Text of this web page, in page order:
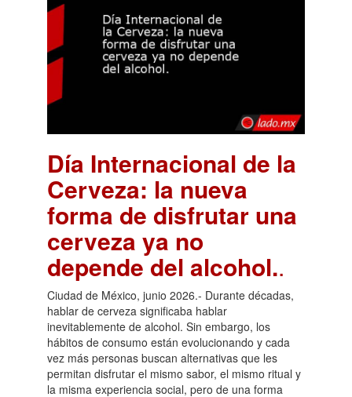
Día Internacional de la
Cerveza: la nueva
forma de disfrutar una
cerveza ya no
depende del alcohol..
Ciudad de México, junio 2026.- Durante décadas,
hablar de cerveza significaba hablar
inevitablemente de alcohol. Sin embargo, los
hábitos de consumo están evolucionando y cada
vez más personas buscan alternativas que les
permitan disfrutar el mismo sabor, el mismo ritual y
la misma experiencia social, pero de una forma